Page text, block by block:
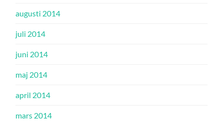
augusti 2014
juli 2014
juni 2014
maj 2014
april 2014
mars 2014